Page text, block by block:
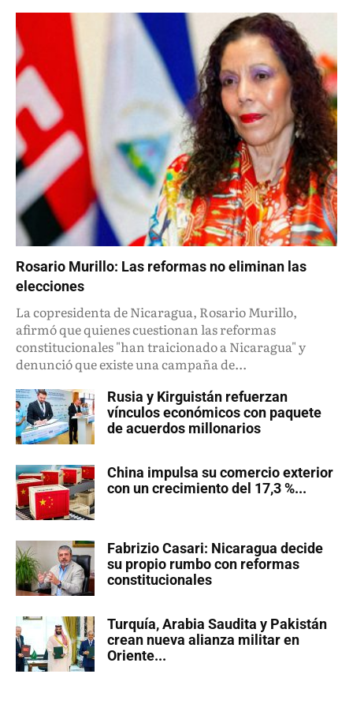
Rosario Murillo: Las reformas no eliminan las
elecciones
La copresidenta de Nicaragua, Rosario Murillo,
afirmó que quienes cuestionan las reformas
constitucionales "han traicionado a Nicaragua" y
denunció que existe una campaña de...
Rusia y Kirguistán refuerzan
vínculos económicos con paquete
de acuerdos millonarios
China impulsa su comercio exterior
con un crecimiento del 17,3 %...
Fabrizio Casari: Nicaragua decide
su propio rumbo con reformas
constitucionales
Turquía, Arabia Saudita y Pakistán
crean nueva alianza militar en
Oriente...